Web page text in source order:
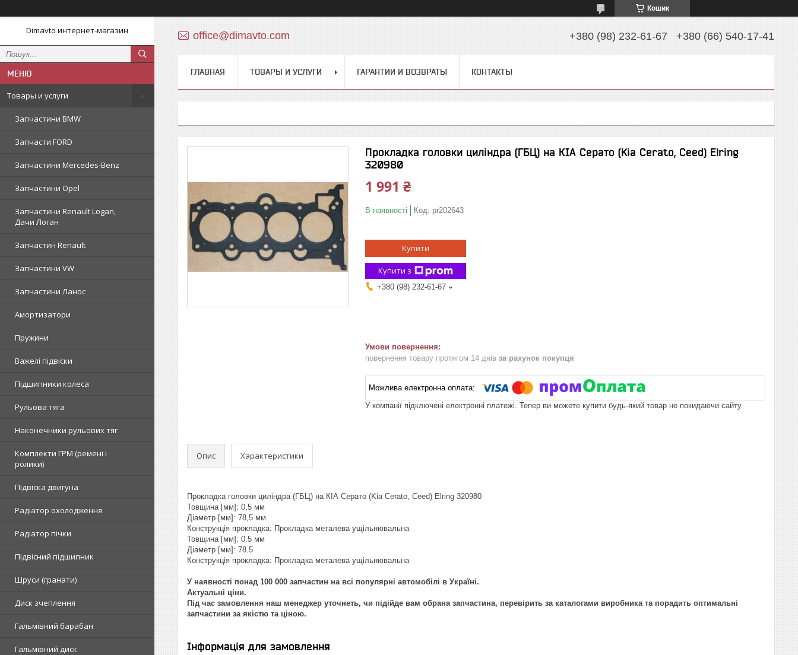
Кошик
Dimavto интернет-магазин
Товары и услуги
Запчастини BMW
Запчасти FORD
Запчастини Mercedes-Benz
Запчастини Opel
Запчастини Renault Logan,
Дачи Логан
Запчастин Renault
Запчастини VW
Запчастини Ланос
Амортизатори
Пружини
Важелі підвіски
Підшипники колеса
Рульова тяга
Наконечники рульових тяг
Комплекти ГРМ (ремені і
ролики)
Підвіска двигуна
Радіатор охолодження
Радіатор пічки
Підвісний підшипник
Шруси (гранати)
Диск зчеплення
Гальмівний барабан
Гальмівний диск
office@dimavto.com +380 (98) 232-61-67 +380 (66) 540-17-41
ГЛАВНАЯ ТОВАРЫ И УСЛУГИ ГАРАНТИИ И ВОЗВРАТЫ КОНТАКТЫ
Прокладка головки циліндра (ГБЦ) на КІА Серато (Kia Cerato, Ceed) Elring
320980
1 991 ₴
В наявності Код: pr202643
Купити
Купити з
+380 (98) 232-61-67
повернення товару протягом 14 днів за рахунок покупця
У компанії підключені електронні платежі. Тепер ви можете купити будь-який товар не покидаючи сайту.
Опис Характеристики
Прокладка головки циліндра (ГБЦ) на КІА Серато (Kia Cerato, Ceed) Elring 320980
Товщина [мм]: 0,5 мм
Діаметр [мм]: 78,5 мм
Конструкція прокладка: Прокладка металева ущільнювальна
Товщина [мм]: 0.5 мм
Діаметр [мм]: 78.5
Конструкція прокладка: Прокладка металева ущільнювальна
У наявності понад 100 000 запчастин на всі популярні автомобілі в Україні.
Актуальні ціни.
Під час замовлення наш менеджер уточнеть, чи підійде вам обрана запчастина, перевірить за каталогами виробника та порадить оптимальні
запчастини за якістю та ціною.
Інформація для замовлення